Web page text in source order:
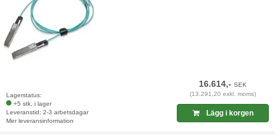
Lagerstatus:
+5 stk. i lager
Leveranstid: 2-3 arbetsdagar
Mer leveransinformation
16.614,-SEK
(13.291,20 exkl. moms)
Lägg i korgen